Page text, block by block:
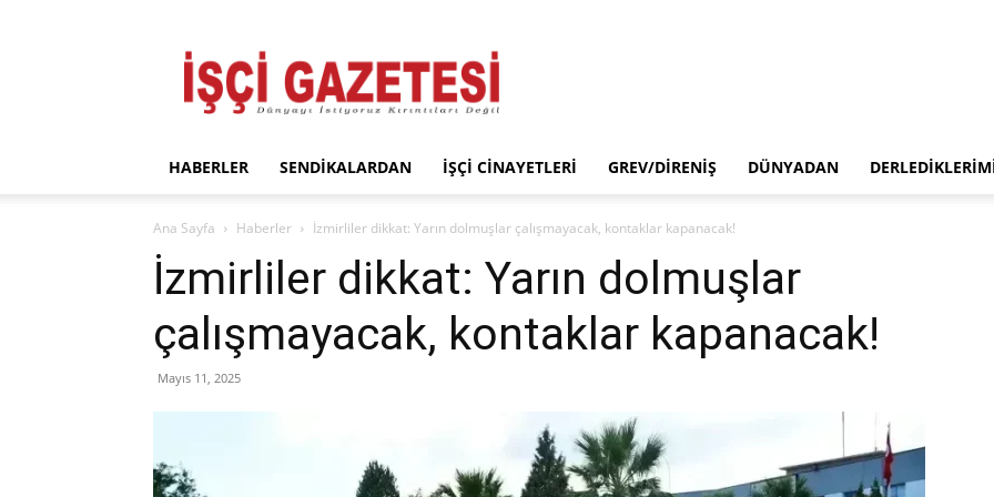
Gazetesi
HABERLER SENDIKALARDAN İŞÇI CINAYETLERI GREV/DIRENIŞ DÜNYADAN
Ana Sayfa Haberler İzmirliler dikkat: Yarın dolmuşlar çalışmayacak, kontaklar kapanacak!
İzmirliler dikkat: Yarın dolmuşlar
çalışmayacak, kontaklar kapanacak!
Mayıs 11, 2025